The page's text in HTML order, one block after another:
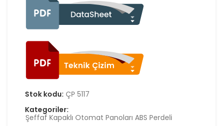
Stok kodu: ÇP 5117
Kategoriler:
Şeffaf Kapaklı Otomat Panoları ABS Perdeli